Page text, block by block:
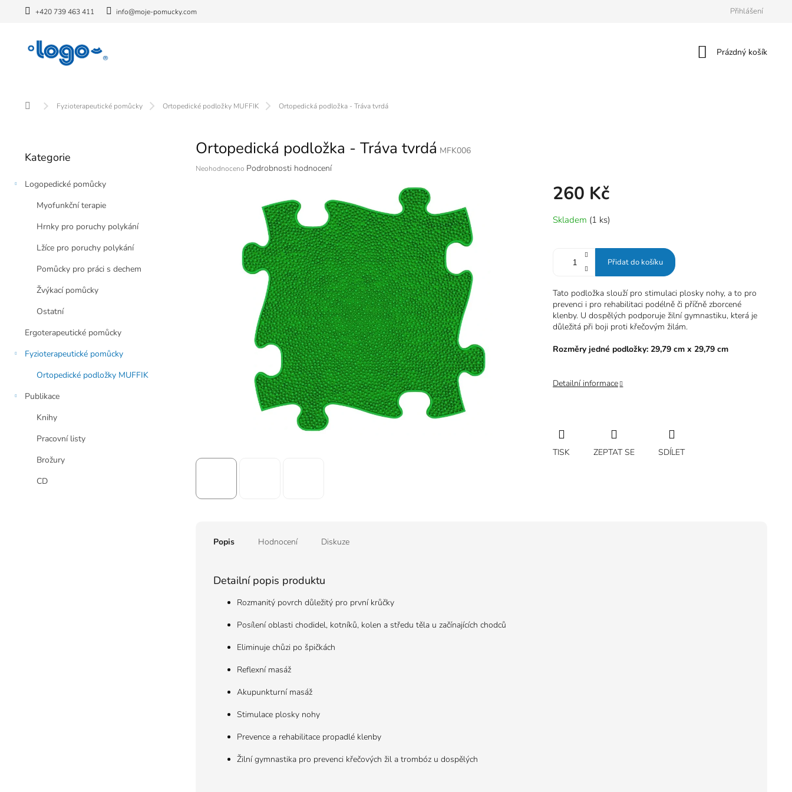
+420 739 463 411 info@moje-pomucky.com Přihlášení
Nákupní
Prázdný košík
Domů Fyzioterapeutické pomůcky Ortopedické podložky MUFFIK Ortopedická podložka - Tráva tvrdá
s
r
kategorie
Kategorie
Logopedické pomůcky
Myofunkční terapie
Hrnky pro poruchy polykání
Lžíce pro poruchy polykání
Pomůcky pro práci s dechem
Žvýkací pomůcky
Ostatní
Ergoterapeutické pomůcky
Fyzioterapeutické pomůcky
Ortopedické podložky MUFFIK
Publikace
Knihy
Pracovní listy
Brožury
CD
Ortopedická podložka - Tráva tvrdá MFK006
Průměrné
Neohodnoceno Podrobnosti hodnocení
260 Kč
Měrná
cena:
Skladem (1 ks)
Přidat do košíku
Tato podložka slouží pro stimulaci plosky nohy, a to pro
prevenci i pro rehabilitaci podélně či příčně zborcené
klenby. U dospělých podporuje žilní gymnastiku, která je
důležitá při boji proti křečovým žilám.
Rozměry jedné podložky: 29,79 cm x 29,79 cm
Detailní informace
TISK ZEPTAT SE SDÍLET
Popis Hodnocení Diskuze
Detailní popis produktu
Rozmanitý povrch důležitý pro první krůčky
Posílení oblasti chodidel, kotníků, kolen a středu těla u začínajících chodců
Eliminuje chůzi po špičkách
Reflexní masáž
Akupunkturní masáž
Stimulace plosky nohy
Prevence a rehabilitace propadlé klenby
Žilní gymnastika pro prevenci křečových žil a trombóz u dospělých